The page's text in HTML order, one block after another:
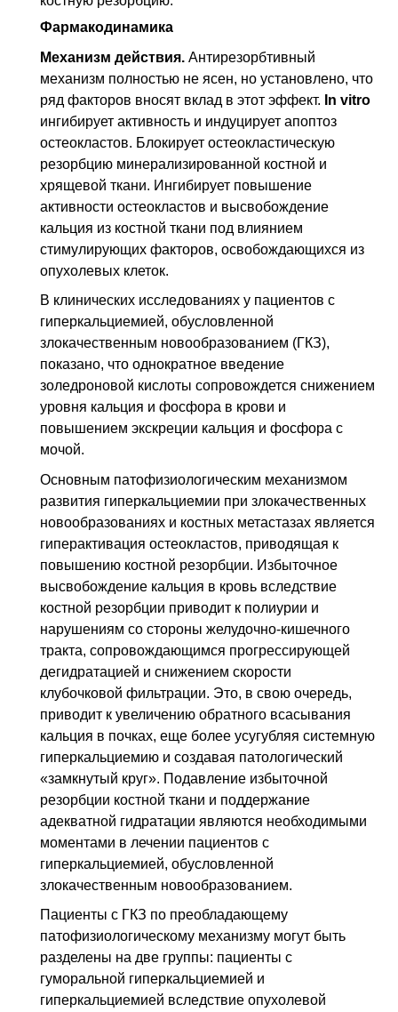
Фармакодинамика
Механизм действия. Антирезорбтивный
механизм полностью не ясен, но установлено, что
ряд факторов вносят вклад в этот эффект. In vitro
ингибирует активность и индуцирует апоптоз
остеокластов. Блокирует остеокластическую
резорбцию минерализированной костной и
хрящевой ткани. Ингибирует повышение
активности остеокластов и высвобождение
кальция из костной ткани под влиянием
стимулирующих факторов, освобождающихся из
опухолевых клеток.
В клинических исследованиях у пациентов с
гиперкальциемией, обусловленной
злокачественным новообразованием (ГКЗ),
показано, что однократное введение
золедроновой кислоты сопровождется снижением
уровня кальция и фосфора в крови и
повышением экскреции кальция и фосфора с
мочой.
Основным патофизиологическим механизмом
развития гиперкальциемии при злокачественных
новообразованиях и костных метастазах является
гиперактивация остеокластов, приводящая к
повышению костной резорбции. Избыточное
высвобождение кальция в кровь вследствие
костной резорбции приводит к полиурии и
нарушениям со стороны желудочно-кишечного
тракта, сопровождающимся прогрессирующей
дегидратацией и снижением скорости
клубочковой фильтрации. Это, в свою очередь,
приводит к увеличению обратного всасывания
кальция в почках, еще более усугубляя системную
гиперкальциемию и создавая патологический
«замкнутый круг». Подавление избыточной
резорбции костной ткани и поддержание
адекватной гидратации являются необходимыми
моментами в лечении пациентов с
гиперкальциемией, обусловленной
злокачественным новообразованием.
Пациенты с ГКЗ по преобладающему
патофизиологическому механизму могут быть
разделены на две группы: пациенты с
гуморальной гиперкальциемией и
гиперкальциемией вследствие опухолевой